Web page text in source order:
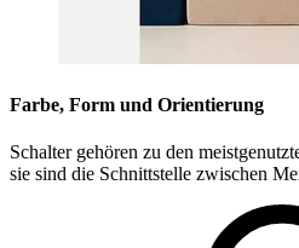
Farbe, Form und Orientierung
Schalter gehören zu den
sie sind die Schnittstelle zwischen